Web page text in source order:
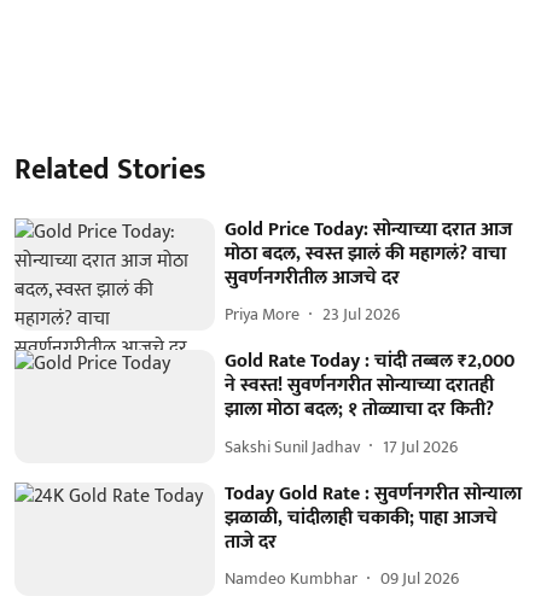
Related Stories
Gold Price Today: सोन्याच्या दरात आज
मोठा बदल, स्वस्त झालं की महागलं? वाचा
सुवर्णनगरीतील आजचे दर
Priya More 23 Jul 2026
Gold Rate Today : चांदी तब्बल ₹2,000
ने स्वस्त! सुवर्णनगरीत सोन्याच्या दरातही
झाला मोठा बदल; १ तोळ्याचा दर किती?
Sakshi Sunil Jadhav 17 Jul 2026
Today Gold Rate : सुवर्णनगरीत सोन्याला
झळाळी, चांदीलाही चकाकी; पाहा आजचे
ताजे दर
Namdeo Kumbhar 09 Jul 2026